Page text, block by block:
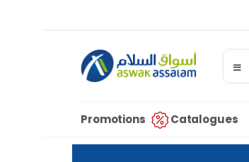
Promotions Catalogues